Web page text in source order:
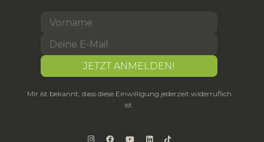
Mir ist bekannt, dass diese Einwilligung jederzeit widerruflich
ist.